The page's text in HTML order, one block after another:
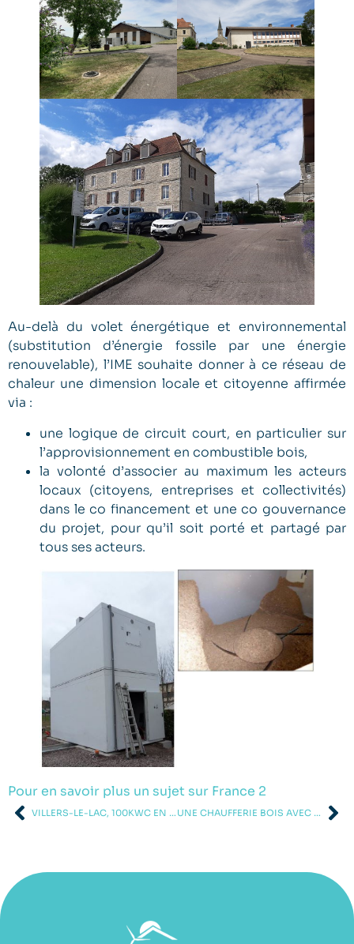
Au-delà du volet énergétique et environnemental
(substitution d’énergie fossile par une énergie
renouvelable), l’IME souhaite donner à ce réseau de
chaleur une dimension locale et citoyenne affirmée
via :
une logique de circuit court, en particulier sur
l’approvisionnement en combustible bois,
la volonté d’associer au maximum les acteurs
locaux (citoyens, entreprises et collectivités)
dans le co financement et une co gouvernance
du projet, pour qu’il soit porté et partagé par
tous ses acteurs.
Pour en savoir plus un sujet sur France 2
VILLERS-LE-LAC, 100KWC EN MISE À DISPOSITION PAR LE DÉPARTEMENT 25 UNE CHAUFFERIE BOIS AVEC FORESTENER DE 130 À 170KW